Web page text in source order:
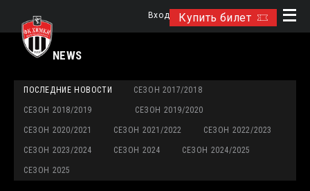
Купить билет
Вход
NEWS
ПОСЛЕДНИЕ НОВОСТИ СЕЗОН 2017/2018
СЕЗОН 2018/2019 СЕЗОН 2019/2020
СЕЗОН 2020/2021 СЕЗОН 2021/2022 СЕЗОН 2022/2023
СЕЗОН 2023/2024 СЕЗОН 2024 СЕЗОН 2024/2025
СЕЗОН 2025